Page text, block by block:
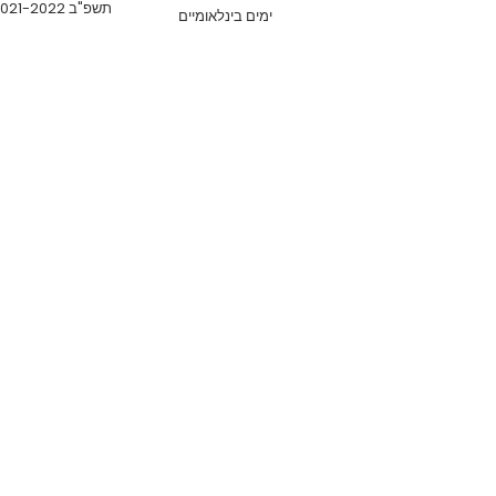
תשפ"ב 2021-2022
ימים בינלאומיים